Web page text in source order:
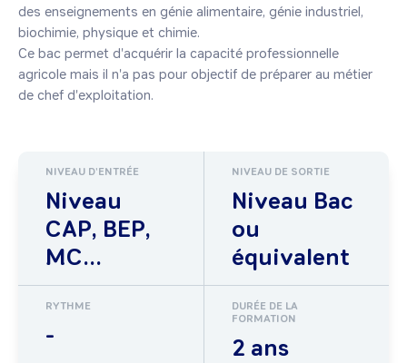
des enseignements en génie alimentaire, génie industriel,
biochimie, physique et chimie.
Ce bac permet d'acquérir la capacité professionnelle
agricole mais il n'a pas pour objectif de préparer au métier
de chef d'exploitation.
NIVEAU D'ENTRÉE
Niveau
CAP, BEP,
MC...
NIVEAU DE SORTIE
Niveau Bac
ou
équivalent
RYTHME
-
DURÉE DE LA
FORMATION
2 ans